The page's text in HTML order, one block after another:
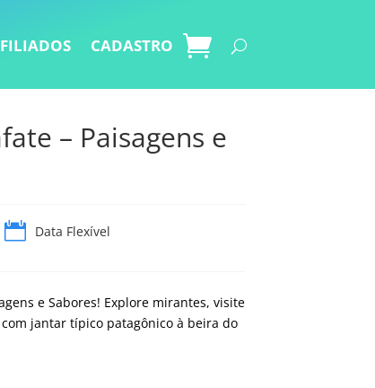
CADASTRO
– Paisagens e
 Data Flexível
e Sabores! Explore mirantes, visite
jantar típico patagônico à beira do